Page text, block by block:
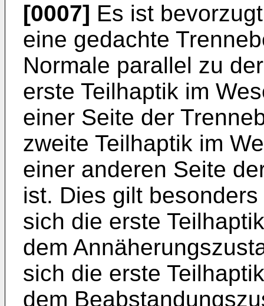
[0007] Es ist
eine gedachte
Normale parallel zu
erste Teilhaptik im
einer Seite der
zweite Teilhaptik im
einer anderen Seite
ist. Dies gilt
sich die erste
dem
sich die erste
dem